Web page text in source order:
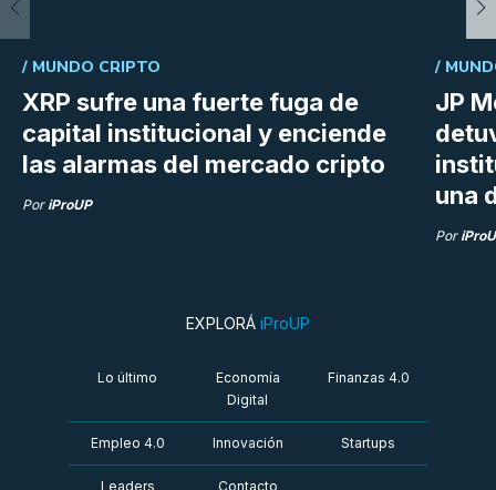
XRP sufre una fuerte fuga de
capital institucional y enciende
las alarmas del mercado cripto
/ MUNDO CRIPTO
PoriProUP
JP
una
/
Por
EXPLORÁ iProUP
Lo último
Economía
Digital
Finanzas 4.0
Empleo 4.0 Innovación Startups
Leaders Contacto